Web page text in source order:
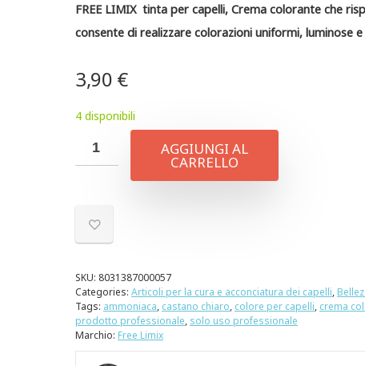
FREE LIMIX tinta per capelli, Crema colorante che
consente di realizzare colorazioni uniformi, luminose
3,90 €
4 disponibili
AGGIUNGI AL
CARRELLO
SKU: 8031387000057
Categories: Articoli per la cura e acconciatura dei capelli,
Tags: ammoniaca, castano chiaro, colore per capelli, crema
prodotto professionale, solo uso professionale
Marchio: Free Limix